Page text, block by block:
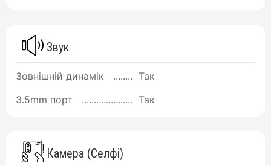
Звук
Зовнішній динамік
Так
3.5mm порт
Так
Камера (Селфі)